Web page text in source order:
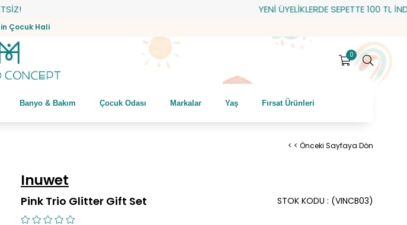
YENİ ÜYELİKLERDE SEPETTE 100 TL
Çocuk Hali
0
Banyo & Bakım Çocuk Odası Markalar Yaş Fırsat Ürünleri
< < Önceki Sayfaya Dön
Inuwet
Pink Trio Glitter Gift Set (VINCB03)
STOK KODU